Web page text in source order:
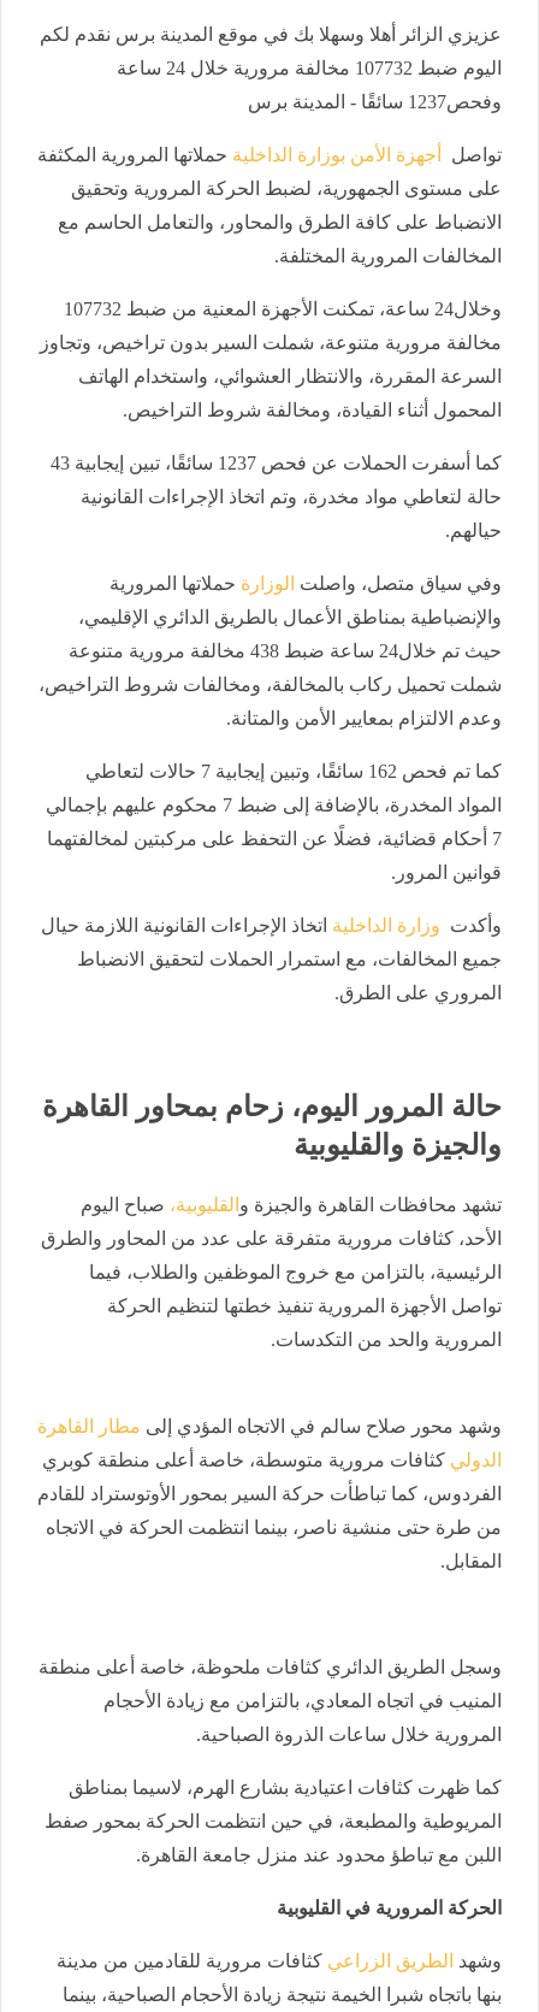
عزيزي الزائر أهلا وسهلا بك في موقع المدينة برس نقدم لكم
اليوم ضبط 107732 مخالفة مرورية خلال 24 ساعة
وفحص1237 سائقًا - المدينة برس
تواصل أجهزة الأمن بوزارة الداخلية حملاتها المرورية المكثفة
على مستوى الجمهورية، لضبط الحركة المرورية وتحقيق
الانضباط على كافة الطرق والمحاور، والتعامل الحاسم مع
المخالفات المرورية المختلفة.
وخلال24 ساعة، تمكنت الأجهزة المعنية من ضبط 107732
مخالفة مرورية متنوعة، شملت السير بدون تراخيص، وتجاوز
السرعة المقررة، والانتظار العشوائي، واستخدام الهاتف
المحمول أثناء القيادة، ومخالفة شروط التراخيص.
كما أسفرت الحملات عن فحص 1237 سائقًا، تبين إيجابية 43
حالة لتعاطي مواد مخدرة، وتم اتخاذ الإجراءات القانونية
حيالهم.
وفي سياق متصل، واصلت الوزارة حملاتها المرورية
والإنضباطية بمناطق الأعمال بالطريق الدائري الإقليمي،
حيث تم خلال24 ساعة ضبط 438 مخالفة مرورية متنوعة
شملت تحميل ركاب بالمخالفة، ومخالفات شروط التراخيص،
وعدم الالتزام بمعايير الأمن والمتانة.
كما تم فحص 162 سائقًا، وتبين إيجابية 7 حالات لتعاطي
المواد المخدرة، بالإضافة إلى ضبط 7 محكوم عليهم بإجمالي
7 أحكام قضائية، فضلًا عن التحفظ على مركبتين لمخالفتهما
قوانين المرور.
وأكدت وزارة الداخلية اتخاذ الإجراءات القانونية اللازمة حيال
جميع المخالفات، مع استمرار الحملات لتحقيق الانضباط
المروري على الطرق.
حالة المرور اليوم، زحام بمحاور القاهرة
والجيزة والقليوبية
تشهد محافظات القاهرة والجيزة و القليوبية، صباح اليوم
الأحد، كثافات مرورية متفرقة على عدد من المحاور والطرق
الرئيسية، بالتزامن مع خروج الموظفين والطلاب، فيما
تواصل الأجهزة المرورية تنفيذ خطتها لتنظيم الحركة
المرورية والحد من التكدسات.
وشهد محور صلاح سالم في الاتجاه المؤدي إلى مطار القاهرة
الدولي كثافات مرورية متوسطة، خاصة أعلى منطقة كوبري
الفردوس، كما تباطأت حركة السير بمحور الأوتوستراد للقادم
من طرة حتى منشية ناصر، بينما انتظمت الحركة في الاتجاه
المقابل.
وسجل الطريق الدائري كثافات ملحوظة، خاصة أعلى منطقة
المنيب في اتجاه المعادي، بالتزامن مع زيادة الأحجام
المرورية خلال ساعات الذروة الصباحية.
كما ظهرت كثافات اعتيادية بشارع الهرم، لاسيما بمناطق
المريوطية والمطبعة، في حين انتظمت الحركة بمحور صفط
اللبن مع تباطؤ محدود عند منزل جامعة القاهرة.
الحركة المرورية في القليوبية
وشهد الطريق الزراعي كثافات مرورية للقادمين من مدينة
بنها باتجاه شبرا الخيمة نتيجة زيادة الأحجام الصباحية، بينما